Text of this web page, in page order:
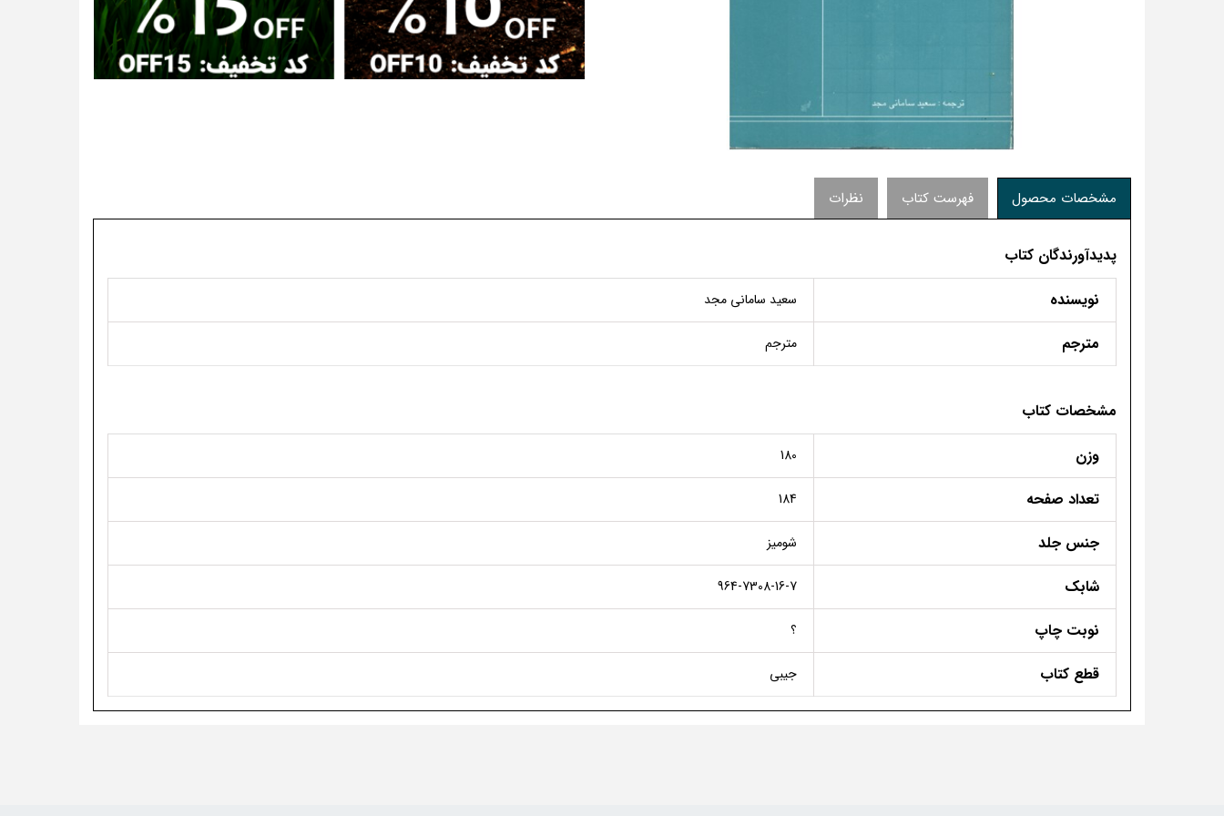
مشخصات محصول فهرست کتاب نظرات
پدیدآورندگان کتاب
نویسنده
سعید سامانی مجد
مترجم مترجم
مشخصات کتاب
وزن
180
تعداد صفحه 184
جنس جلد شومیز
شابک 964-7308-16-7
نوبت چاپ ؟
قطع کتاب جیبی